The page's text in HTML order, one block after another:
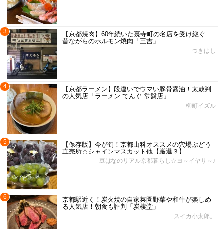
3
【京都焼肉】60年続いた裏寺町の名店を受け継ぐ
昔ながらのホルモン焼肉「三吉」
つきはし
4
【京都ラーメン】段違いでウマい豚骨醤油！太鼓判
の人気店「ラーメン てんぐ 常盤店」
柳町イズル
5
【保存版】今が旬！京都山科オススメの穴場ぶどう
直売所☆シャインマスカット他【厳選３】
豆はなのリアル京都暮らし☆ヨ～イヤサ～♪
6
京都駅近く！炭火焼の自家菜園野菜や和牛が楽しめ
る人気店！朝食も評判「炭棲堂」
スイカ小太郎。